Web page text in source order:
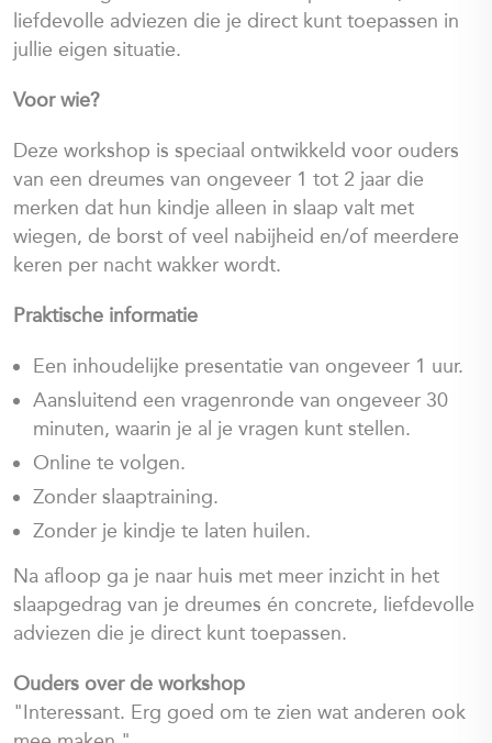
liefdevolle adviezen die je direct kunt toepassen in
jullie eigen situatie.
Voor wie?
Deze workshop is speciaal ontwikkeld voor ouders
van een dreumes van ongeveer 1 tot 2 jaar die
merken dat hun kindje alleen in slaap valt met
wiegen, de borst of veel nabijheid en/of meerdere
keren per nacht wakker wordt.
Praktische informatie
Een inhoudelijke presentatie van ongeveer 1 uur.
Aansluitend een vragenronde van ongeveer 30
minuten, waarin je al je vragen kunt stellen.
Online te volgen.
Zonder slaaptraining.
Zonder je kindje te laten huilen.
Na afloop ga je naar huis met meer inzicht in het
slaapgedrag van je dreumes én concrete, liefdevolle
adviezen die je direct kunt toepassen.
Ouders over de workshop
"Interessant. Erg goed om te zien wat anderen ook